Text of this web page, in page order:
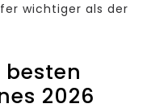
wichtiger als der
besten
2026